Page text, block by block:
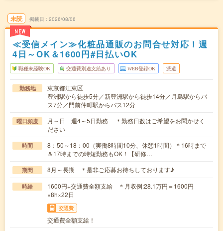
未読
NEW
掲載日 2026/08/06
≪受信メイン≫化粧品通販のお問合せ対応！週
4日～OK＆1600円#日払いOK
職種未経験OK 交通費別途支給あり WEB登録OK 派遣
勤務地
東京都江東区
豊洲駅から徒歩5分／新豊洲駅から徒歩14分／月島駅からバ
ス7分／門前仲町駅からバス12分
曜日頻度
月～日 週4～5日勤務 ＊勤務日数はご希望をお聞かせく
ださい
時間
8：50～18：00（実働8時間10分、休憩1時間）＊16時まで
＆17時までの時短勤務もOK！【研修…
期間 8月～長期 ＊是非ご応募お待ちしております♪
時給
1600円+交通費全額支給 ＊月収例:28.1万円＝1600円
×8h×22日
交通費
交通費全額支給！